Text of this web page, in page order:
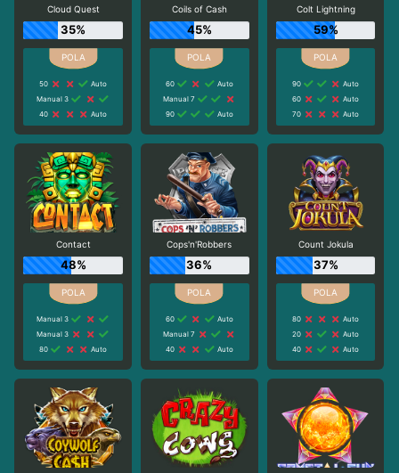
Cloud Quest
35%
50
Auto
Manual 3
40
Auto
Coils of Cash
45%
60
Auto
Manual 7
90
Auto
Colt Lightning
59%
90
Auto
60
Auto
70
Auto
Contact
48%
Manual 3
Manual 3
80
Auto
Cops'n'Robbers
36%
60
Auto
Manual 7
40
Auto
Count Jokula
37%
80
Auto
20
Auto
40
Auto